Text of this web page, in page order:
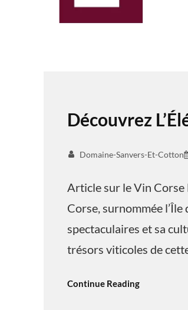
Découvrez
Domaine-Sanvers-Et-Cotton
Article sur le Vin Corse
Corse, surnommée
spectaculaires et sa
trésors viticoles de
Continue Reading